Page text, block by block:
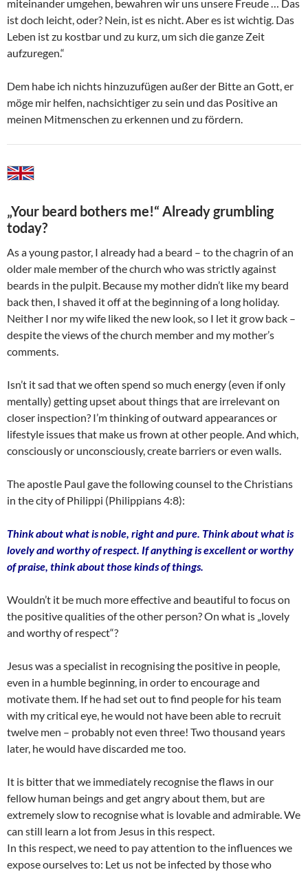
miteinander umgehen, bewahren wir uns unsere Freude … Das
ist doch leicht, oder? Nein, ist es nicht. Aber es ist wichtig. Das
Leben ist zu kostbar und zu kurz, um sich die ganze Zeit
aufzuregen.“
Dem habe ich nichts hinzuzufügen außer der Bitte an Gott, er
möge mir helfen, nachsichtiger zu sein und das Positive an
meinen Mitmenschen zu erkennen und zu fördern.
„Your beard bothers me!“ Already grumbling
today?
As a young pastor, I already had a beard – to the chagrin of an
older male member of the church who was strictly against
beards in the pulpit. Because my mother didn’t like my beard
back then, I shaved it off at the beginning of a long holiday.
Neither I nor my wife liked the new look, so I let it grow back –
despite the views of the church member and my mother’s
comments.
Isn’t it sad that we often spend so much energy (even if only
mentally) getting upset about things that are irrelevant on
closer inspection? I’m thinking of outward appearances or
lifestyle issues that make us frown at other people. And which,
consciously or unconsciously, create barriers or even walls.
The apostle Paul gave the following counsel to the Christians
in the city of Philippi (Philippians 4:8):
Think about what is noble, right and pure. Think about what is
lovely and worthy of respect. If anything is excellent or worthy
of praise, think about those kinds of things.
Wouldn’t it be much more effective and beautiful to focus on
the positive qualities of the other person? On what is „lovely
and worthy of respect“?
Jesus was a specialist in recognising the positive in people,
even in a humble beginning, in order to encourage and
motivate them. If he had set out to find people for his team
with my critical eye, he would not have been able to recruit
twelve men – probably not even three! Two thousand years
later, he would have discarded me too.
It is bitter that we immediately recognise the flaws in our
fellow human beings and get angry about them, but are
extremely slow to recognise what is lovable and admirable. We
can still learn a lot from Jesus in this respect.
In this respect, we need to pay attention to the influences we
expose ourselves to: Let us not be infected by those who